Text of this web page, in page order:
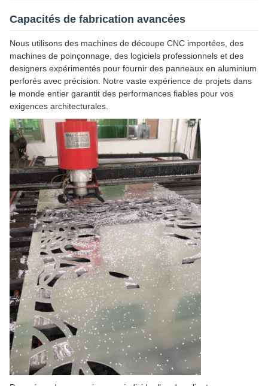
Capacités de fabrication avancées
Nous utilisons des machines de découpe CNC importées, des
machines de poinçonnage, des logiciels professionnels et des
designers expérimentés pour fournir des panneaux en aluminium
perforés avec précision. Notre vaste expérience de projets dans
le monde entier garantit des performances fiables pour vos
exigences architecturales.